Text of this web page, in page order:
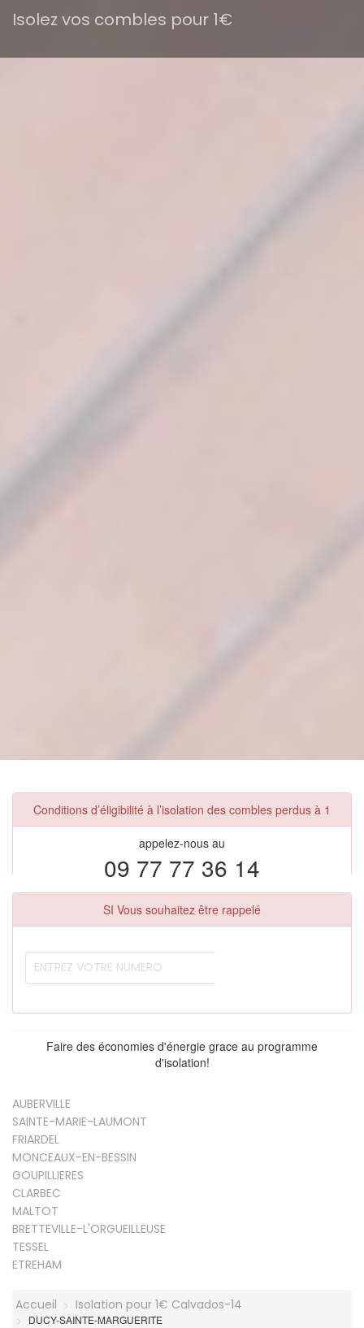
Isolez vos combles pour 1€
Conditions d’éligibilité à l’isolation des combles perdus à 1
appelez-nous au
09 77 77 36 14
SI Vous souhaitez être rappelé
Faire des économies d'énergie grace au programme
d'isolation!
AUBERVILLE
SAINTE-MARIE-LAUMONT
FRIARDEL
MONCEAUX-EN-BESSIN
GOUPILLIERES
CLARBEC
MALTOT
BRETTEVILLE-L'ORGUEILLEUSE
TESSEL
ETREHAM
Accueil Isolation pour 1€ Calvados-14
DUCY-SAINTE-MARGUERITE